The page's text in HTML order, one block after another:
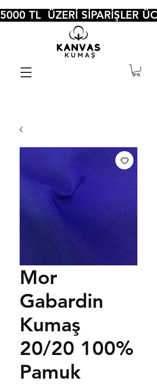
5000 TL  ÜZERİ SİPARİŞLER
Mor
Gabardin
Kumaş
20/20 100%
Pamuk